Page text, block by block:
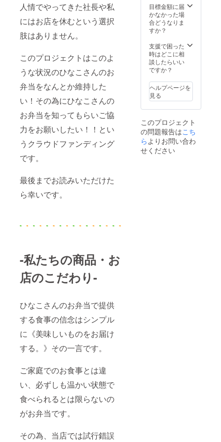
人情でやってきた社長や私
にはお店を休むという選択
肢はありません。
このプロジェクトはこのよ
うな状況のひなこさんのお
弁当をなんとか維持した
い！その為にひなこさんの
お弁当を知ってもらいご協
力をお願いしたい！！とい
うクラウドファンディング
です。
最後までお読みいただけた
ら幸いです。
-私たちの商品・お
店のこだわり-
ひなこさんのお弁当で提供
する食事の信念はシンプル
に《美味しいものをお届け
する。》その一言です。
ご家庭でのお食事とは違
い、必ずしも温かい状態で
食べられるとは限らないの
がお弁当です。
その為、当店では試行錯誤
目標金額に届
かなかった場
合どうなりま
すか？
支援で困った
時はどこに相
談したらいい
ですか？
ヘルプページを
見る
このプロジェクト
の問題報告はこち
らよりお問い合わ
せください